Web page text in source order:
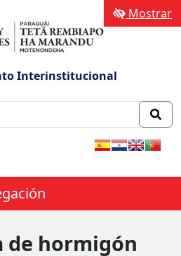
Interinstitucional
Mostrar
de hormigón